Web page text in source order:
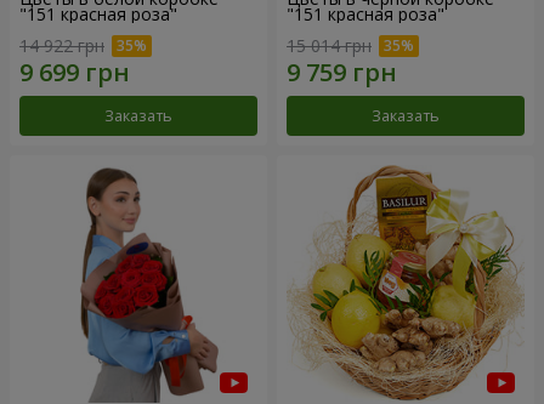
"151 красная роза"
14 922 грн
Заказать
"151 красная роза"
15 014 грн
Заказать